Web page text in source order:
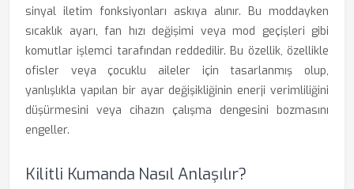
sinyal iletim fonksiyonları askıya alınır. Bu moddayken
sıcaklık ayarı, fan hızı değişimi veya mod geçişleri gibi
komutlar işlemci tarafından reddedilir. Bu özellik, özellikle
ofisler veya çocuklu aileler için tasarlanmış olup,
yanlışlıkla yapılan bir ayar değişikliğinin enerji verimliliğini
düşürmesini veya cihazın çalışma dengesini bozmasını
engeller.
Kilitli Kumanda Nasıl Anlaşılır?